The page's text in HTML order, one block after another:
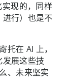
现的，同样
行）也是不
托在 AI 上，
展这些技
、未来坚实